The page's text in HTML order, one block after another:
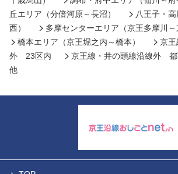
丘エリア（分倍河原～長沼）
八王子・
西）
多摩センターエリア（京王多摩川～
橋本エリア（京王堀之内～橋本）
京王
外 23区内
京王線・井の頭線沿線外
他